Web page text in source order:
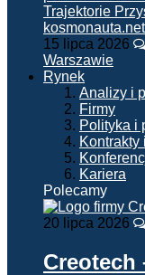
15 lipca 2026
Warszawie
Rynek
Analizy i
Firmy
Polityka i
Kontrakty
Kariera
Polecamy
20 lipca 2026
Creotech